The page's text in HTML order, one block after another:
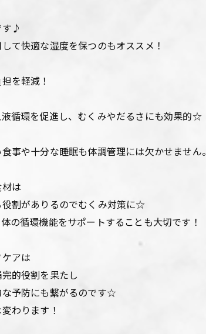
す♪
て快適な湿度を保つのもオススメ！
を軽減！
循環を促進し、むくみやだるさにも効果的☆
事や十分な睡眠も体調管理には欠かせません。
は
割がありるのでむくみ対策に☆
の循環機能をサポートすることも大切です！
アは
的役割を果たし
予防にも繋がるのです☆
わります！